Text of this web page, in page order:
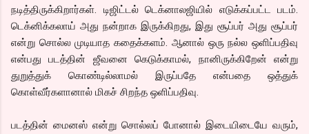
நடித்திருக்கிறார்கள். டிஜிட்டல் டெக்னாலஜியில் எடுக்கப்பட்ட படம்.
டெக்னிக்கலாய் அது நன்றாக இருக்கிறது, இது சூப்பர் அது சூப்பர்
என்று சொல்ல முடியாத கதைக்களம். ஆனால் ஒரு நல்ல ஒளிப்பதிவு
என்பது படத்தின் ஜீவனை கெடுக்காமல், நானிருக்கிறேன் என்று
துறுத்துக் கொண்டில்லாமல் இருப்பதே என்பதை ஒத்துக்
கொள்வீர்களானால் மிகச் சிறந்த ஒளிப்பதிவு.
படத்தின் மைனஸ் என்று சொல்லப் போனால் இடையிடையே வரும்,